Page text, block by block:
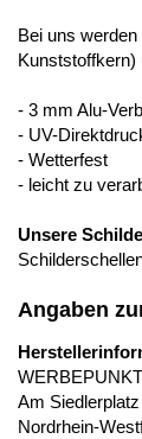
Bei uns
Kunststoffkern)
- 3 mm Alu-
- UV-
- Wetterfest
- leicht zu
Unsere
Angaben
Am
Nordrhein-